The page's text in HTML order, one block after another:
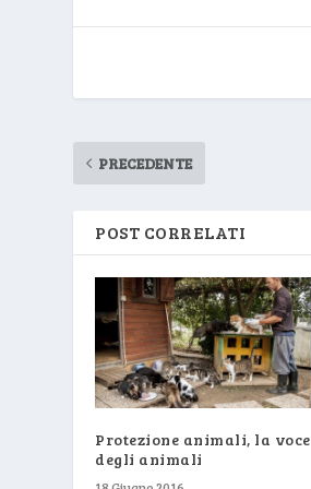
PRECEDENTE
POST CORRELATI
Protezione animali, la voce
degli animali